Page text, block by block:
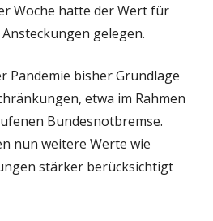
Woche hatte der Wert für
gelegen.
Pandemie bisher Grundlage
etwa im Rahmen
Bundesnotbremse.
nun weitere Werte wie
stärker berücksichtigt